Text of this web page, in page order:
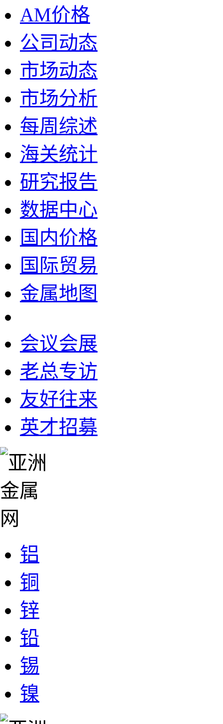
AM价格
公司动态
市场动态
市场分析
每周综述
海关统计
研究报告
数据中心
国内价格
国际贸易
金属地图
会议会展
老总专访
友好往来
英才招募
铝
铜
锌
铅
锡
镍